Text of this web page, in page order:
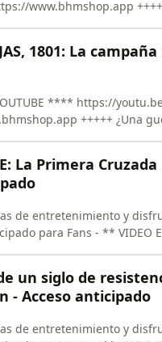
+++++ En esta ocasión tengo el
1801: La
+++++ Hazte con
que duró solo 18 días y que
militares más
La Primera
de entretenimiento y
CANAL DE YOUTUBE
un siglo de
- Acceso anticipado
de entretenimiento y